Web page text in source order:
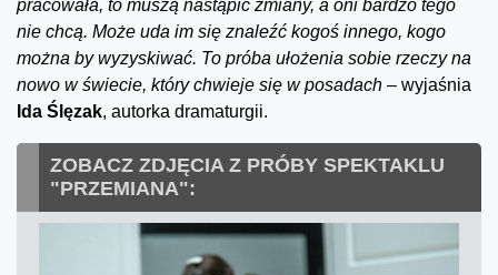
pracowała, to muszą nastąpić zmiany, a oni bardzo tego
nie chcą. Może uda im się znaleźć kogoś innego, kogo
można by wyzyskiwać. To próba ułożenia sobie rzeczy na
nowo w świecie, który chwieje się w posadach – wyjaśnia
Ida Ślęzak, autorka dramaturgii.
ZOBACZ ZDJĘCIA Z PRÓBY SPEKTAKLU
"PRZEMIANA":